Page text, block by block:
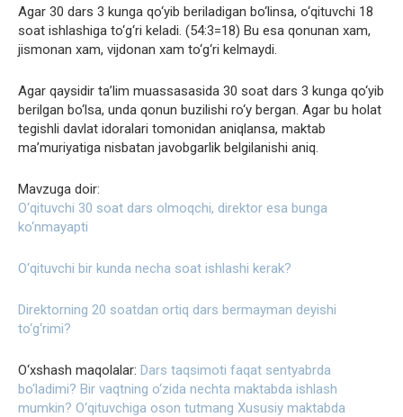
Agar 30 dars 3 kunga qo‘yib beriladigan bo‘linsa, o‘qituvchi 18
soat ishlashiga to‘g‘ri keladi. (54:3=18) Bu esa qonunan xam,
jismonan xam, vijdonan xam to‘g‘ri kelmaydi.
Agar qaysidir ta’lim muassasasida 30 soat dars 3 kunga qo‘yib
berilgan bo‘lsa, unda qonun buzilishi ro‘y bergan. Agar bu holat
tegishli davlat idoralari tomonidan aniqlansa, maktab
ma’muriyatiga nisbatan javobgarlik belgilanishi aniq.
Mavzuga doir:
O‘qituvchi 30 soat dars olmoqchi, dirеktor esa bunga
ko‘nmayapti
O‘qituvchi bir kunda necha soat ishlashi kerak?
Direktorning 20 soatdan ortiq dars bermayman deyishi
to‘g‘rimi?
O‘xshash maqolalar: Dars taqsimoti faqat sentyabrda
bo‘ladimi? Bir vaqtning o‘zida nechta maktabda ishlash
mumkin? O‘qituvchiga oson tutmang Xususiy maktabda